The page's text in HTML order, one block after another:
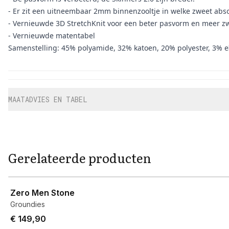
- Er zit een uitneembaar 2mm binnenzooltje in welke zweet
- Vernieuwde 3D StretchKnit voor een beter pasvorm en meer
- Vernieuwde matentabel
Samenstelling: 45% polyamide, 32% katoen, 20% polyester, 3%
MAATADVIES EN TABEL
Gerelateerde producten
Zero Men Stone
Groundies
€ 149,90